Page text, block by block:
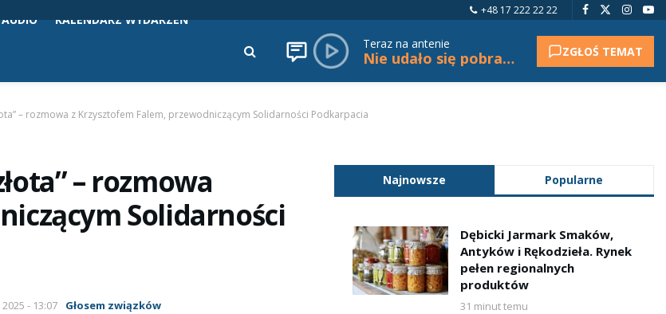
+48 17 222 22 22
KALENDARZ WYDARZEŃ
Teraz na antenie
Nie udało się pobrać tytułu. ZGŁOŚ TEMAT
– rozmowa z Krzysztofem Falem, przewodniczącym Solidarności Podkarpacia
– rozmowa
Solidarności
- 13:07
Głosem związków
Najnowsze Popularne
Dębicki Jarmark Smaków,
Antyków i Rękodzieła. Rynek
pełen regionalnych
produktów
31 minut temu